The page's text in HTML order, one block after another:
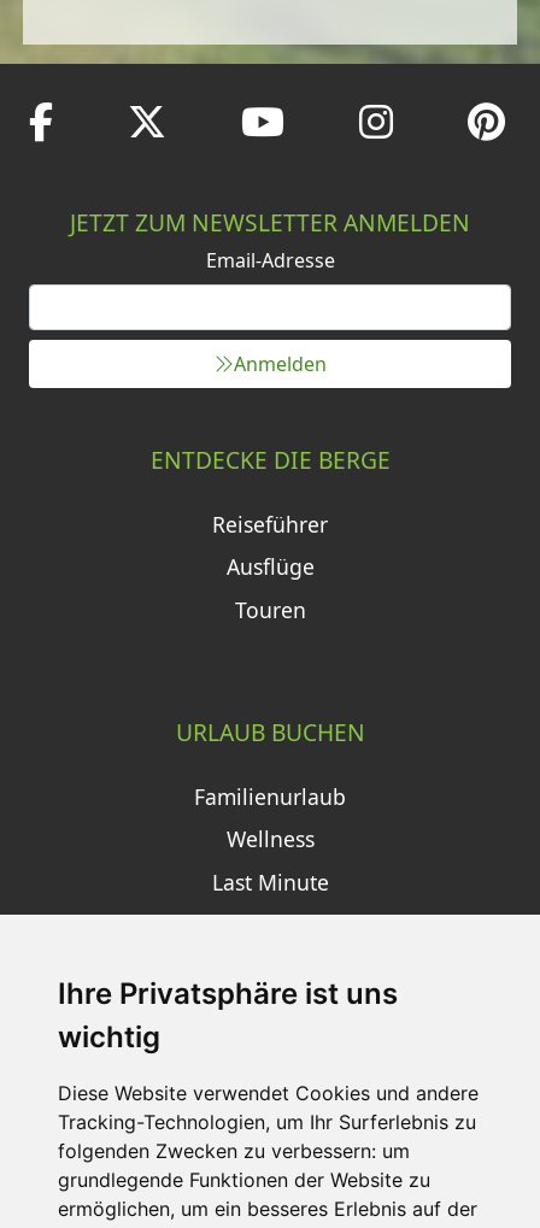
Ihre Privatsphäre ist uns
wichtig
Diese Website verwendet Cookies und andere
Tracking-Technologien, um Ihr Surferlebnis zu
folgenden Zwecken zu verbessern: um
grundlegende Funktionen der Website zu
ermöglichen, um ein besseres Erlebnis auf der
JETZT ZUM NEWSLETTER ANMELDEN
Email-Adresse
Anmelden
ENTDECKE DIE BERGE
Reiseführer
Ausflüge
Touren
URLAUB BUCHEN
Familienurlaub
Wellness
Last Minute
SCHNEEHÖHEN SKI APP
Die Schneehoehen Ski APP für iOS und Android - Ein
Muss für alle Wintersportler und Schneefreaks!